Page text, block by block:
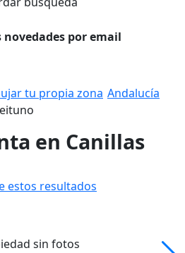
novedades por email
tu propia zona Andalucía
en Canillas
estos resultados
sin fotos